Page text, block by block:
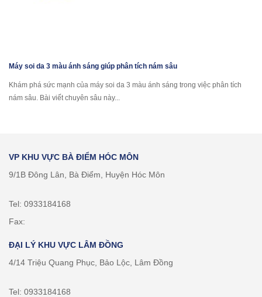
Máy soi da 3 màu ánh sáng giúp phân tích nám sâu
Khám phá sức mạnh của máy soi da 3 màu ánh sáng trong việc phân tích
nám sâu. Bài viết chuyên sâu này...
VP KHU VỰC BÀ ĐIỂM HÓC MÔN
9/1B Đông Lân, Bà Điểm, Huyện Hóc Môn
Tel: 0933184168
Fax:
ĐẠI LÝ KHU VỰC LÂM ĐỒNG
4/14 Triệu Quang Phục, Bảo Lộc, Lâm Đồng
Tel: 0933184168